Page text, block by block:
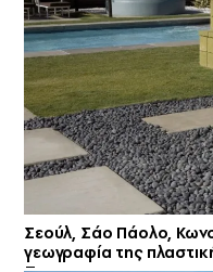
Σεούλ, Σάο Πάολο,
γεωγραφία της